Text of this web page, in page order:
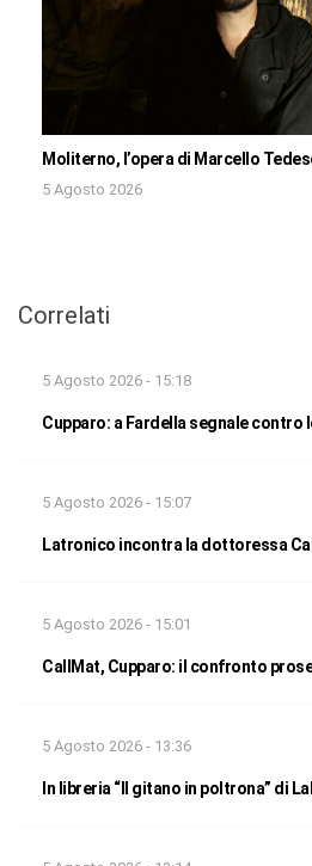
Moliterno, l’opera di Marcello
5 Agosto 2026
Correlati
5 Agosto 2026 - 15:18
Cupparo: a Fardella segnale contro
5 Agosto 2026 - 15:07
Latronico incontra la dottoressa
5 Agosto 2026 - 15:01
CallMat, Cupparo: il confronto
5 Agosto 2026 - 13:36
In libreria “Il gitano in poltrona” di